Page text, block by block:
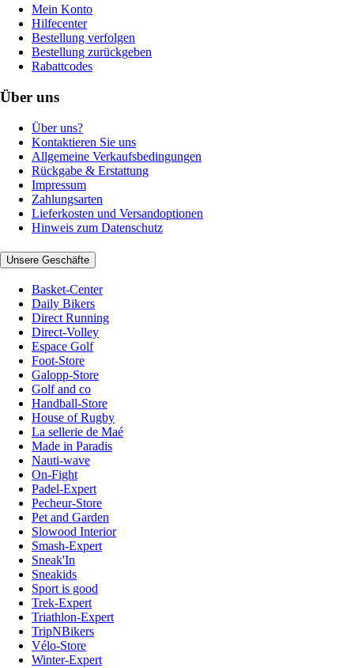
Mein Konto
Hilfecenter
Bestellung verfolgen
Bestellung zurückgeben
Rabattcodes
Über uns
Über uns?
Kontaktieren Sie uns
Allgemeine Verkaufsbedingungen
Rückgabe & Erstattung
Impressum
Zahlungsarten
Lieferkosten und Versandoptionen
Hinweis zum Datenschutz
Unsere Geschäfte
Basket-Center
Daily Bikers
Direct Running
Direct-Volley
Espace Golf
Foot-Store
Galopp-Store
Golf and co
Handball-Store
House of Rugby
La sellerie de Maé
Made in Paradis
Nauti-wave
On-Fight
Padel-Expert
Pecheur-Store
Pet and Garden
Slowood Interior
Smash-Expert
Sneak'In
Sneakids
Sport is good
Trek-Expert
Triathlon-Expert
TripNBikers
Vélo-Store
Winter-Expert